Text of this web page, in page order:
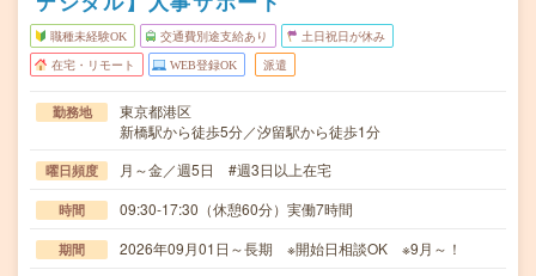
職種未経験OK 交通費別途支給あり 土日祝日が休み
在宅・リモート WEB登録OK 派遣
勤務地
東京都港区
新橋駅から徒歩5分／汐留駅から徒歩1分
曜日頻度 月～金／週5日 #週3日以上在宅
時間 09:30-17:30（休憩60分）実働7時間
期間 2026年09月01日～長期 ※開始日相談OK ※9月～！